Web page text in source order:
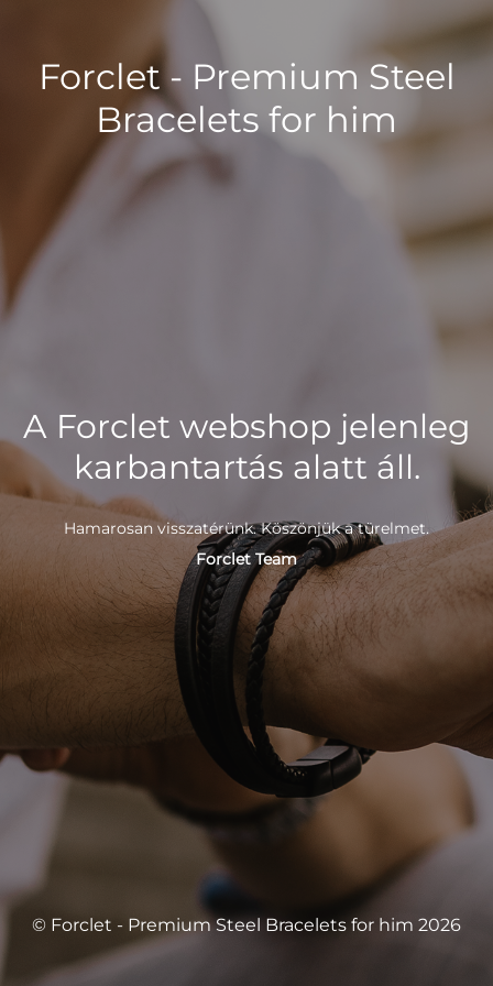
Forclet - Premium Steel
Bracelets for him
A Forclet webshop jelenleg
karbantartás alatt áll.
Hamarosan visszatérünk. Köszönjük a türelmet.
Forclet Team
© Forclet - Premium Steel Bracelets for him 2026